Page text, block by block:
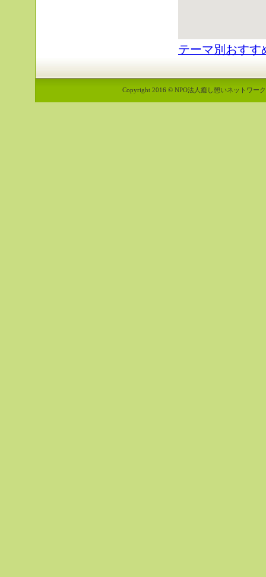
テーマ別おすす
Copyright 2016 © NPO法人癒し憩いネットワー